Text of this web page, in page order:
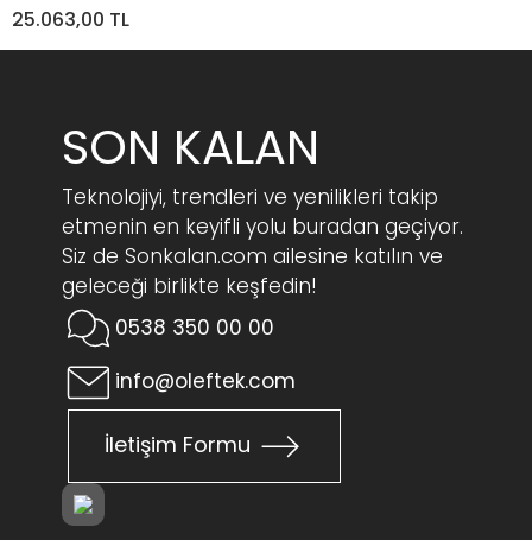
25.063,00 TL
SON KALAN
Teknolojiyi, trendleri ve yenilikleri takip
etmenin en keyifli yolu buradan geçiyor.
Siz de Sonkalan.com ailesine katılın ve
geleceği birlikte keşfedin!
0538 350 00 00
info@oleftek.com
İletişim Formu